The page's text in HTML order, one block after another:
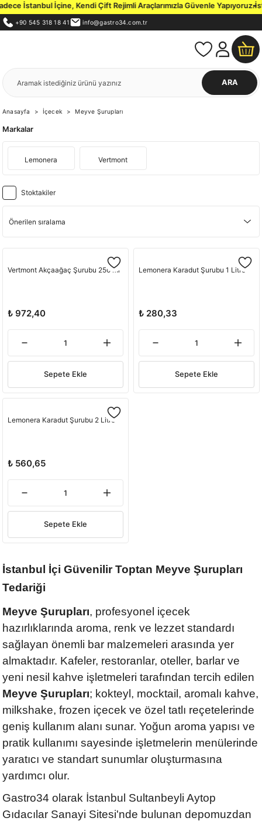
İstanbul İçine, Kendi Çift Rejimli Araçlarımızla Güvenle Yapıyoruz.
+90 545 318 18 41 info@gastro34.com.tr
ARA
Anasayfa İçecek Meyve Şurupları
Markalar
Lemonera Vertmont
Stoktakiler
Vertmont Akçaağaç Şurubu 250 ml
₺ 972,40
Sepete Ekle
Lemonera Karadut Şurubu 1 Litre
₺ 280,33
Sepete Ekle
Lemonera Karadut Şurubu 2 Litre
₺ 560,65
Sepete Ekle
İstanbul İçi Güvenilir Toptan Meyve Şurupları
Tedariği
Meyve Şurupları, profesyonel içecek
hazırlıklarında aroma, renk ve lezzet standardı
sağlayan önemli bar malzemeleri arasında yer
almaktadır. Kafeler, restoranlar, oteller, barlar ve
yeni nesil kahve işletmeleri tarafından tercih edilen
Meyve Şurupları; kokteyl, mocktail, aromalı kahve,
milkshake, frozen içecek ve özel tatlı reçetelerinde
geniş kullanım alanı sunar. Yoğun aroma yapısı ve
pratik kullanımı sayesinde işletmelerin menülerinde
yaratıcı ve standart sunumlar oluşturmasına
yardımcı olur.
Gastro34 olarak İstanbul Sultanbeyli Aytop
Gıdacılar Sanayi Sitesi'nde bulunan depomuzdan